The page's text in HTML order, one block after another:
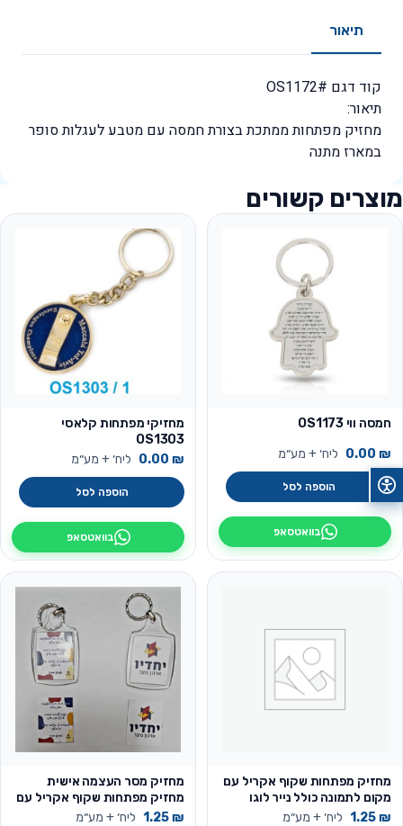
תיאור
קוד דגם #OS1172
תיאור:
מחזיק מפתחות ממתכת בצורת חמסה עם מטבע לעגלות סופר
במארז מתנה
מוצרים קשורים
חמסה ווי OS1173
0.00 ₪ ליח׳ + מע״מ
הוספה לסל
בוואטסאפ
מחזיקי מפתחות קלאסי
OS1303
0.00 ₪ ליח׳ + מע״מ
הוספה לסל
בוואטסאפ
מחזיק מפתחות שקוף אקריל עם
מקום לתמונה כולל נייר לוגו
ותרומה לקהילה
1.25₪ ליח׳ + מע״מ
מחזיק מסר העצמה אישית
מחזיק מפתחות שקוף אקריל עם
מקום לתמונה כולל נייר לוגו
1.25₪ ליח׳ + מע״מ